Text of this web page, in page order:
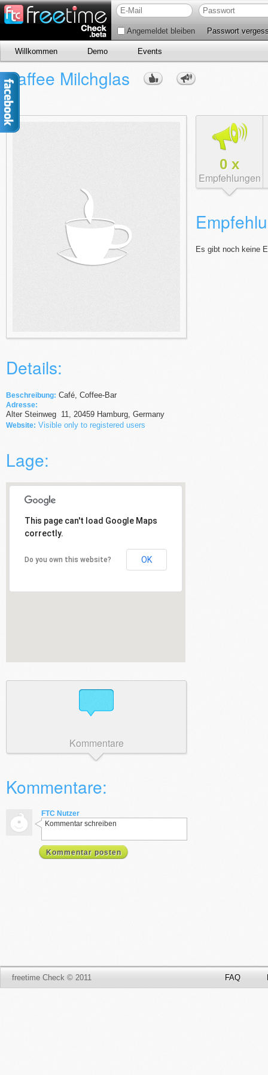
Angemeldet bleiben Passwort
Willkommen Demo Events
Kaffee Milchglas
Details:
Beschreibung: Café, Coffee-Bar
Adresse:
Alter Steinweg 11, 20459 Hamburg, Germany
Website: Visible only to registered users
Lage:
This page can't load Google Maps
correctly.
Do you own this website? OK
Kommentare
Kommentare:
FTC Nutzer
Kommentar schreiben
Kommentar posten
0 x
Empfehlungen
Es gibt noch keine
freetime Check © 2011 FAQ